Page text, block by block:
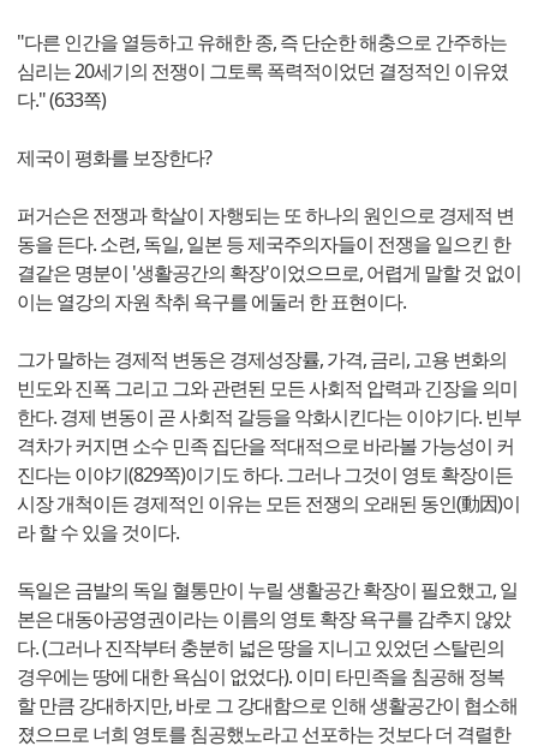
"다른 인간을 열등하고 유해한 종, 즉 단순한 해충으로 간주하는
심리는 20세기의 전쟁이 그토록 폭력적이었던 결정적인 이유였
다." (633쪽)
제국이 평화를 보장한다?
퍼거슨은 전쟁과 학살이 자행되는 또 하나의 원인으로 경제적 변
동을 든다. 소련, 독일, 일본 등 제국주의자들이 전쟁을 일으킨 한
결같은 명분이 '생활공간의 확장'이었으므로, 어렵게 말할 것 없이
이는 열강의 자원 착취 욕구를 에둘러 한 표현이다.
그가 말하는 경제적 변동은 경제성장률, 가격, 금리, 고용 변화의
빈도와 진폭 그리고 그와 관련된 모든 사회적 압력과 긴장을 의미
한다. 경제 변동이 곧 사회적 갈등을 악화시킨다는 이야기다. 빈부
격차가 커지면 소수 민족 집단을 적대적으로 바라볼 가능성이 커
진다는 이야기(829쪽)이기도 하다. 그러나 그것이 영토 확장이든
시장 개척이든 경제적인 이유는 모든 전쟁의 오래된 동인(動因)이
라 할 수 있을 것이다.
독일은 금발의 독일 혈통만이 누릴 생활공간 확장이 필요했고, 일
본은 대동아공영권이라는 이름의 영토 확장 욕구를 감추지 않았
다. (그러나 진작부터 충분히 넓은 땅을 지니고 있었던 스탈린의
경우에는 땅에 대한 욕심이 없었다). 이미 타민족을 침공해 정복
할 만큼 강대하지만, 바로 그 강대함으로 인해 생활공간이 협소해
졌으므로 너희 영토를 침공했노라고 선포하는 것보다 더 격렬한